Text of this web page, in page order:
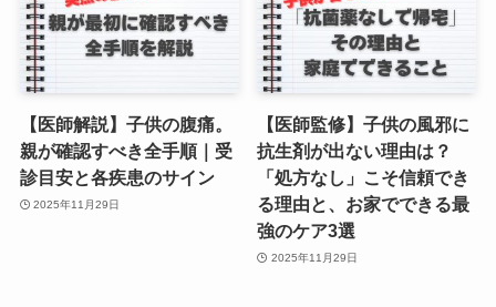
【医師解説】子供の腹痛。
親が確認すべき全手順｜受
診目安と各疾患のサイン
2025年11月29日
【医師監修】子供の風邪に
抗生剤が出ない理由は？
「処方なし」こそ信頼でき
る理由と、お家でできる最
強のケア3選
2025年11月29日